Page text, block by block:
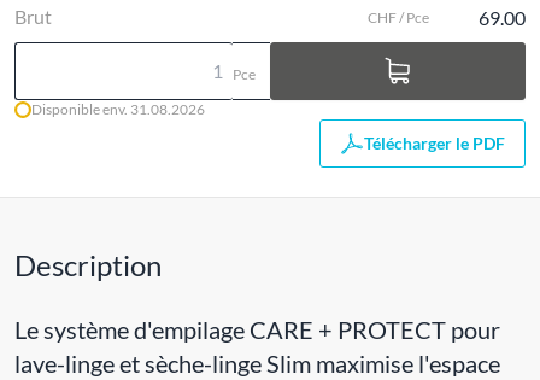
Brut CHF / Pce 69.00
Pce
Disponible env. 31.08.2026
Télécharger le PDF
Description
Le système d'empilage CARE + PROTECT pour
lave-linge et sèche-linge Slim maximise l'espace